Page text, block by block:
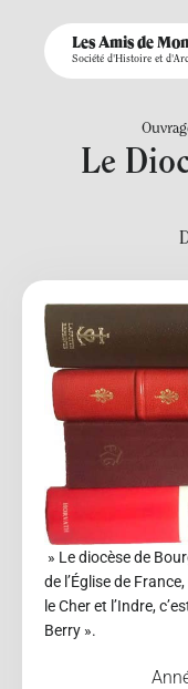
Les Amis de
Société d'Histoire et
Le
» Le diocèse de
de l’Église de
le Cher et l’Indre,
Berry ».